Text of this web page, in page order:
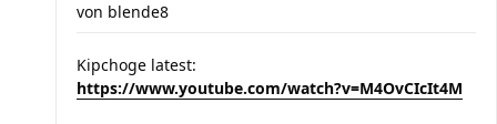
von blende8
Kipchoge latest:
https://www.youtube.com/watch?v=M4OvCIcIt4M